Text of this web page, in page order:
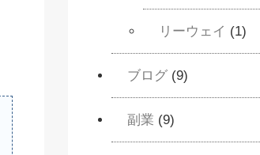
リーウェイ (1)
ブログ (9)
副業 (9)